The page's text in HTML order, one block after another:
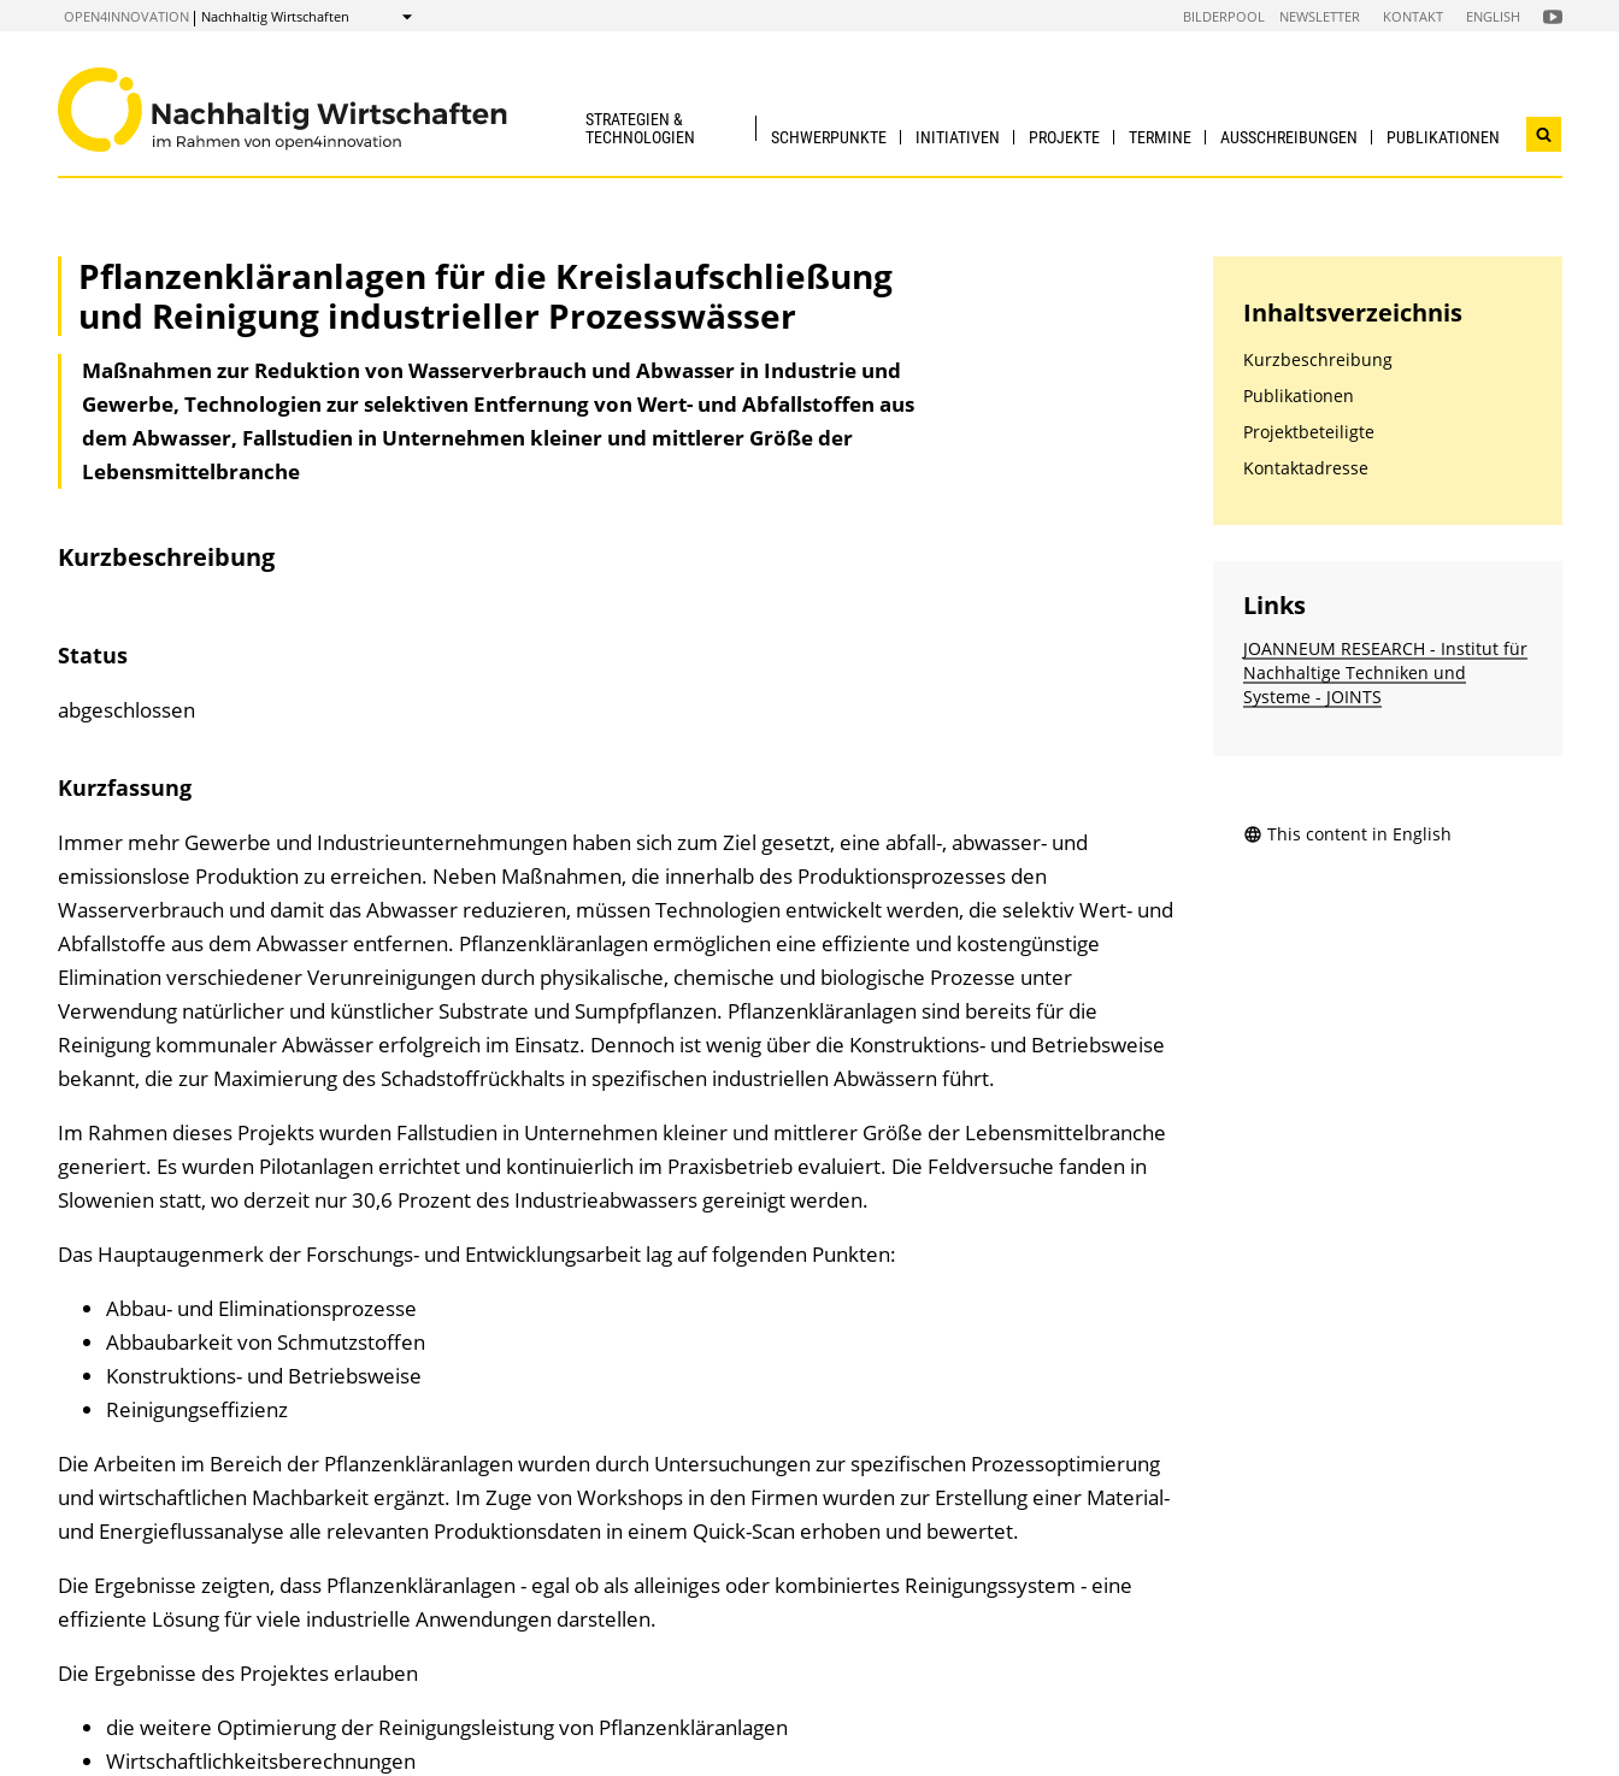
OPEN4INNOVATION Nachhaltig Wirtschaften
Anzeigen
BILDERPOOL NEWSLETTER KONTAKT ENGLISH FOLGEN
SIE
STRATEGIEN &
TECHNOLOGIEN
SCHWERPUNKTE INITIATIVEN PROJEKTE TERMINE AUSSCHREIBUNGEN PUBLIKATIONEN
Pflanzenkläranlagen für die Kreislaufschließung
und Reinigung industrieller Prozesswässer
Maßnahmen zur Reduktion von Wasserverbrauch und Abwasser in Industrie und
Gewerbe, Technologien zur selektiven Entfernung von Wert- und Abfallstoffen aus
dem Abwasser, Fallstudien in Unternehmen kleiner und mittlerer Größe der
Lebensmittelbranche
Kurzbeschreibung
Status
abgeschlossen
Kurzfassung
Immer mehr Gewerbe und Industrieunternehmungen haben sich zum Ziel gesetzt, eine abfall-, abwasser- und
emissionslose Produktion zu erreichen. Neben Maßnahmen, die innerhalb des Produktionsprozesses den
Wasserverbrauch und damit das Abwasser reduzieren, müssen Technologien entwickelt werden, die selektiv Wert- und
Abfallstoffe aus dem Abwasser entfernen. Pflanzenkläranlagen ermöglichen eine effiziente und kostengünstige
Elimination verschiedener Verunreinigungen durch physikalische, chemische und biologische Prozesse unter
Verwendung natürlicher und künstlicher Substrate und Sumpfpflanzen. Pflanzenkläranlagen sind bereits für die
Reinigung kommunaler Abwässer erfolgreich im Einsatz. Dennoch ist wenig über die Konstruktions- und Betriebsweise
bekannt, die zur Maximierung des Schadstoffrückhalts in spezifischen industriellen Abwässern führt.
Im Rahmen dieses Projekts wurden Fallstudien in Unternehmen kleiner und mittlerer Größe der Lebensmittelbranche
generiert. Es wurden Pilotanlagen errichtet und kontinuierlich im Praxisbetrieb evaluiert. Die Feldversuche fanden in
Slowenien statt, wo derzeit nur 30,6 Prozent des Industrieabwassers gereinigt werden.
Das Hauptaugenmerk der Forschungs- und Entwicklungsarbeit lag auf folgenden Punkten:
Abbau- und Eliminationsprozesse
Abbaubarkeit von Schmutzstoffen
Konstruktions- und Betriebsweise
Reinigungseffizienz
Die Arbeiten im Bereich der Pflanzenkläranlagen wurden durch Untersuchungen zur spezifischen Prozessoptimierung
und wirtschaftlichen Machbarkeit ergänzt. Im Zuge von Workshops in den Firmen wurden zur Erstellung einer Material-
und Energieflussanalyse alle relevanten Produktionsdaten in einem Quick-Scan erhoben und bewertet.
Die Ergebnisse zeigten, dass Pflanzenkläranlagen - egal ob als alleiniges oder kombiniertes Reinigungssystem - eine
effiziente Lösung für viele industrielle Anwendungen darstellen.
Die Ergebnisse des Projektes erlauben
die weitere Optimierung der Reinigungsleistung von Pflanzenkläranlagen
Wirtschaftlichkeitsberechnungen
Inhaltsverzeichnis
Kurzbeschreibung
Publikationen
Projektbeteiligte
Kontaktadresse
Links
JOANNEUM RESEARCH - Institut für
Nachhaltige Techniken und
Systeme - JOINTS
This content in English